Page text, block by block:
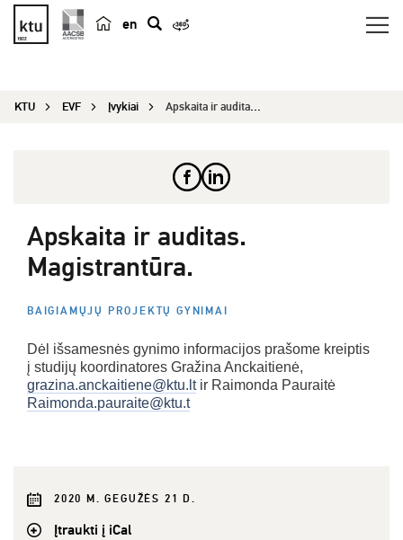
en
e
KTU EVF Įvykiai Apskaita ir auditas. Magistrantūra.
Apskaita ir auditas.
Magistrantūra.
BAIGIAMŲJŲ PROJEKTŲ GYNIMAI
Dėl išsamesnės gynimo informacijos prašome kreiptis
į studijų koordinatores Gražina Anckaitienė,
grazina.anckaitiene@ktu.ltir Raimonda Pauraitė
Raimonda.pauraite@ktu.t
2020 M. GEGUŽĖS 21 D.
Įtraukti į iCal